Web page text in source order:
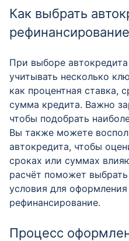
Как выбрать
При выборе
учитывать несколько
как процентная ставка,
сумма кредита. Важно
чтобы подобрать
Вы также можете
автокредита, чтобы
сроках или суммах
расчёт поможет
условия для оформления
рефинансирование.
Процесс